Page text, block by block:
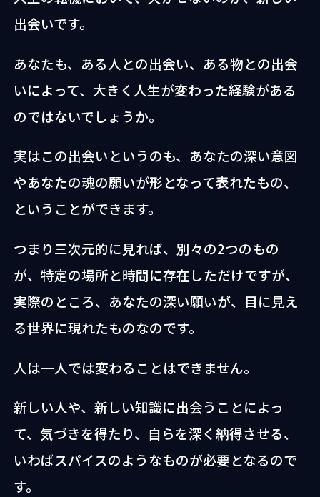
出会いです。
あなたも、ある人との出会い、ある物との出会
いによって、大きく人生が変わった経験がある
のではないでしょうか。
実はこの出会いというのも、あなたの深い意図
やあなたの魂の願いが形となって表れたもの、
ということができます。
つまり三次元的に見れば、別々の2つのもの
が、特定の場所と時間に存在しただけですが、
実際のところ、あなたの深い願いが、目に見え
る世界に現れたものなのです。
人は一人では変わることはできません。
新しい人や、新しい知識に出会うことによっ
て、気づきを得たり、自らを深く納得させる、
いわばスパイスのようなものが必要となるので
す。